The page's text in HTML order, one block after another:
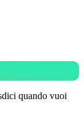
quando vuoi